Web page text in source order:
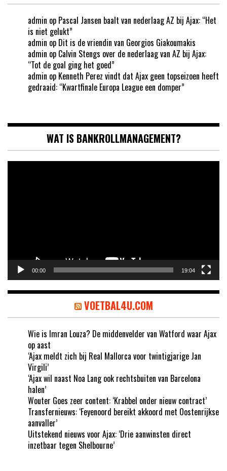
admin op Pascal Jansen baalt van nederlaag AZ bij Ajax: “Het
is niet gelukt”
admin op Dit is de vriendin van Georgios Giakoumakis
admin op Calvin Stengs over de nederlaag van AZ bij Ajax:
“Tot de goal ging het goed”
admin op Kenneth Perez vindt dat Ajax geen topseizoen heeft
gedraaid: “Kwartfinale Europa League een domper”
WAT IS BANKROLLMANAGEMENT?
00:00 19:04
VOETBAL4U.COM
Wie is Imran Louza? De middenvelder van Watford waar Ajax
op aast
‘Ajax meldt zich bij Real Mallorca voor twintigjarige Jan
Virgili’
‘Ajax wil naast Noa Lang ook rechtsbuiten van Barcelona
halen’
Wouter Goes zeer content: ‘Krabbel onder nieuw contract’
Transfernieuws: ‘Feyenoord bereikt akkoord met Oostenrijkse
aanvaller’
Uitstekend nieuws voor Ajax: ‘Drie aanwinsten direct
inzetbaar tegen Shelbourne’